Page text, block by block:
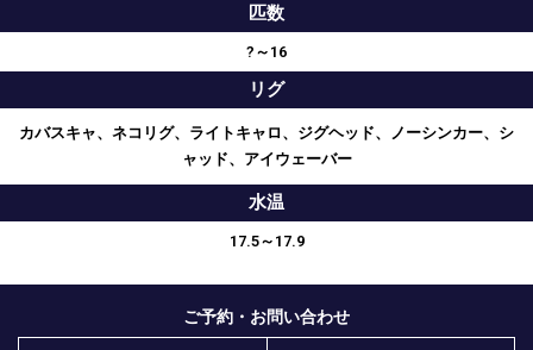
匹数
?～16
リグ
カバスキャ、ネコリグ、ライトキャロ、ジグヘッド、ノーシンカー、シ
ャッド、アイウェーバー
水温
17.5～17.9
ご予約・お問い合わせ